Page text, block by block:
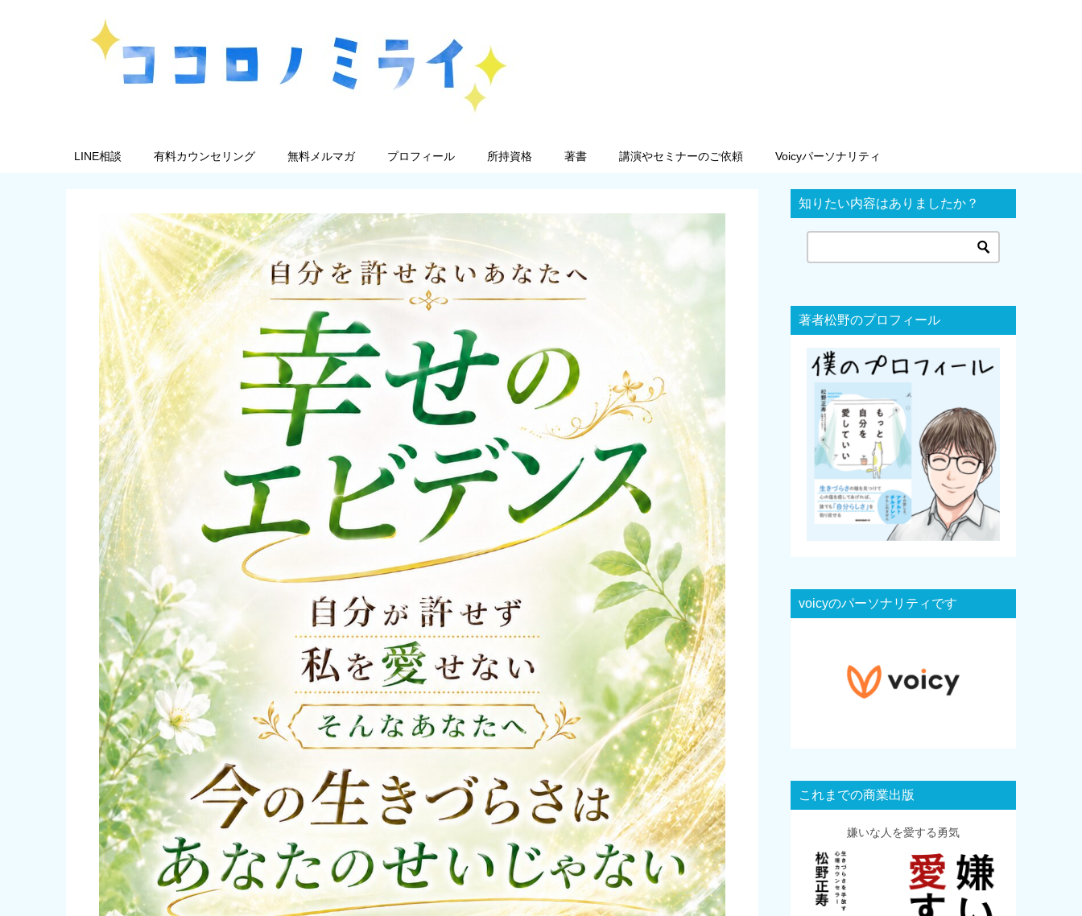
LINE相談 有料カウンセリング 無料メルマガ プロフィール 所持資格 著書 講演やセミナーのご依頼 Voicyパーソナリティ
知りたい内容はありましたか？
著者松野のプロフィール
voicyのパーソナリティです
これまでの商業出版
嫌いな人を愛する勇気